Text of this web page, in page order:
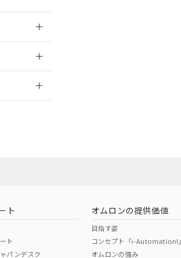
ト
ト
パンデスク
オムロンの提供価値
目指す姿
コンセプト「i-Automation!」
オムロンの強み